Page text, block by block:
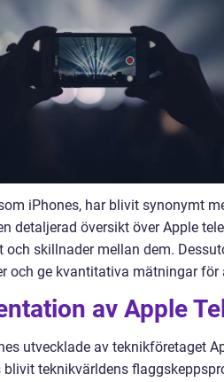
iPhones, har blivit synonymt
detaljerad översikt över Apple
och skillnader mellan dem.
och ge kvantitativa mätningar för
av Apple
utvecklade av teknikföretaget
blivit teknikvärldens